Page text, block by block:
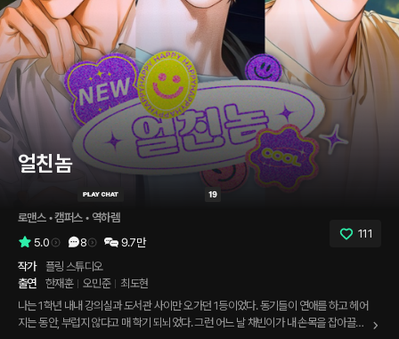
얼친놈
로맨스 • 캠퍼스 • 역하렘
5.0
8 9.7만
111
작가
플링 스튜디오
출연
한재훈 오민준
최도현
나는 1학년 내내 강의실과 도서관 사이만 오가던 1등이었다. 동기들이 연애를 하고 헤어
지는 동안, 부럽지 않다고 매 학기 되뇌었다. 그런 어느 날 채빈이가 내 손목을 잡아끌었